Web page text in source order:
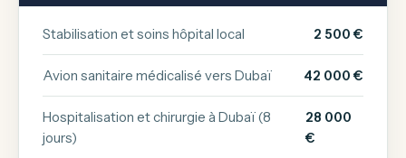
Stabilisation et soins hôpital local 2 500 €
Avion sanitaire médicalisé vers Dubaï 42 000 €
Hospitalisation et chirurgie à Dubaï (8
jours)
28 000
€